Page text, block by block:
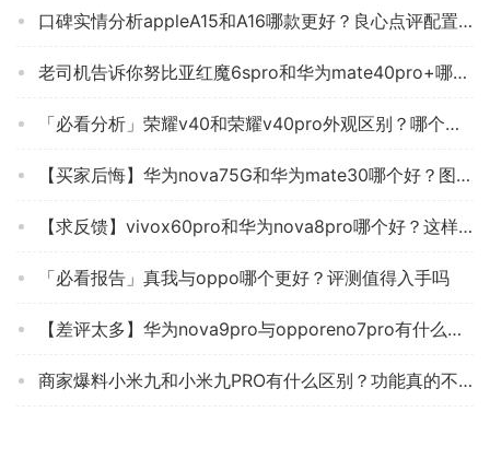
口碑实情分析appleA15和A16哪款更好？良心点评配置区别
老司机告诉你努比亚红魔6spro和华为mate40pro+哪个厉害？图文爆料分析
「必看分析」荣耀v40和荣耀v40pro外观区别？哪个性价比高、质量更好
【买家后悔】华为nova75G和华为mate30哪个好？图文爆料分析
【求反馈】vivox60pro和华为nova8pro哪个好？这样选不盲目
「必看报告」真我与oppo哪个更好？评测值得入手吗
【差评太多】华为nova9pro与opporeno7pro有什么不同？哪个性价比高、质量更好
商家爆料小米九和小米九PRO有什么区别？功能真的不好吗